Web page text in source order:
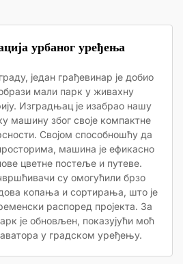
урбаног уређења
један грађевинар је добио
мали парк у живахну
Изградњац је изабрао нашу
машину због своје компактне
Својом способношћу да
машина је ефикасно
цветне постеље и путеве.
су омогућили брзо
копања и сортирања, што је
распоред пројекта. За
је обновљен, показујући моћ
у градском уређењу.